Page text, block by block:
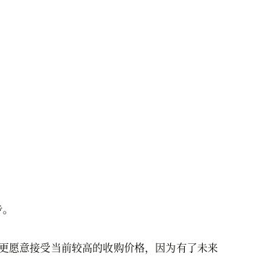
愿意接受当前较高的收购价格，因为有了未来